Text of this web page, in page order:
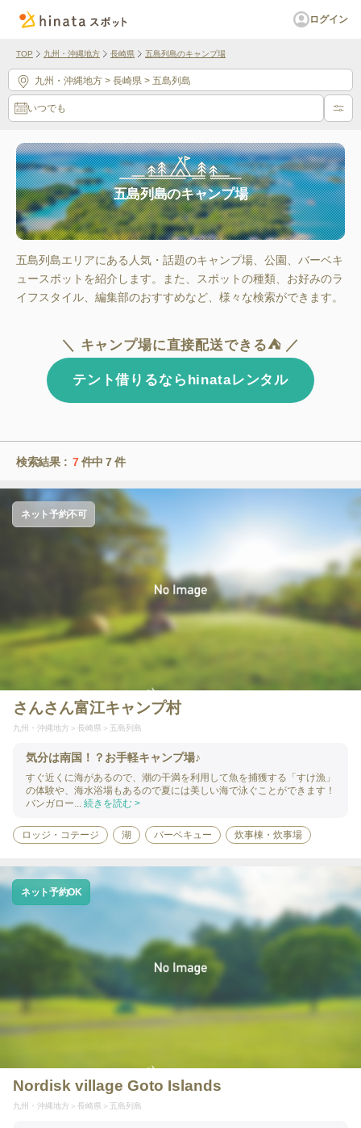
ログイン
TOP 九州・沖縄地方 長崎県 五島列島のキャンプ場
九州・沖縄地方 > 長崎県 > 五島列島
いつでも
五島列島のキャンプ場
五島列島エリアにある人気・話題のキャンプ場、公園、バーベキ
ュースポットを紹介します。また、スポットの種類、お好みのラ
イフスタイル、編集部のおすすめなど、様々な検索ができます。
＼ キャンプ場に直接配送できる⛺ ／
テント借りるならhinataレンタル
検索結果 : 7 件中 7 件
ネット予約不可
さんさん富江キャンプ村
九州・沖縄地方 長崎県 五島列島
気分は南国！？お手軽キャンプ場♪
すぐ近くに海があるので、潮の干満を利用して魚を捕獲する「すけ漁」
の体験や、海水浴場もあるので夏には美しい海で泳ぐことができます！
バンガロー... 続きを読む >
ロッジ・コテージ 湖 バーベキュー 炊事棟・炊事場
ネット予約OK
Nordisk village Goto Islands
九州・沖縄地方 長崎県 五島列島